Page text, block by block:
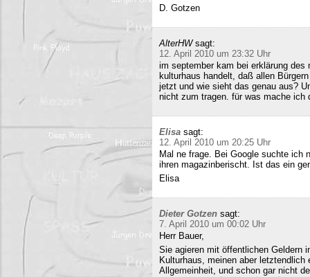
D. Gotzen
AlterHW sagt:
12. April 2010 um 23:32 Uhr
im september kam bei erklärung
kulturhaus handelt, daß allen
jetzt und wie sieht das genau aus?
nicht zum tragen. für was mache ich
Elisa sagt:
12. April 2010 um 20:25 Uhr
Mal ne frage. Bei Google suchte ich
ihren magazinberischt. Ist das ein
Elisa
Dieter Gotzen sagt:
7. April 2010 um 00:02 Uhr
Herr Bauer,
Sie agieren mit öffentlichen Geldern
Kulturhaus, meinen aber
Allgemeinheit, und schon gar nicht